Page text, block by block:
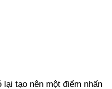
tạo nên một điểm nhấn